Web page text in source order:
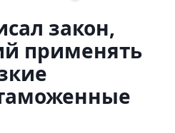
закон,
применять